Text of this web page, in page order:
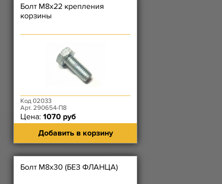
Болт М8х22 крепления
корзины
Код 02033
Арт. 290654-П8
Цена: 1070 руб
Добавить в корзину
Болт М8х30 (БЕЗ ФЛАНЦА)